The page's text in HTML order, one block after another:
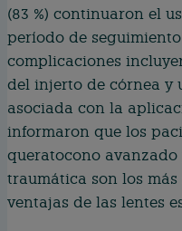
(83 %) continuaron el
período de seguimiento
complicaciones
del injerto de córnea y
asociada con la
informaron que los
queratocono
traumática son los
ventajas de las lentes